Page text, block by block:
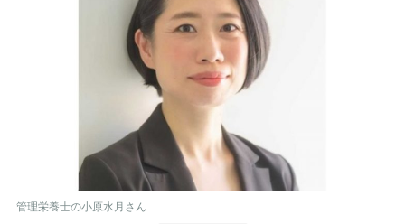
管理栄養士の小原水月さん